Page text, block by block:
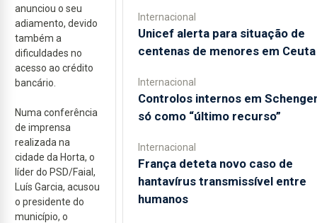
anunciou o seu
adiamento, devido
também a
dificuldades no
acesso ao crédito
bancário.
Numa conferência
de imprensa
realizada na
cidade da Horta, o
líder do PSD/Faial,
Luís Garcia, acusou
o presidente do
município, o
Internacional
Unicef alerta para situação de
centenas de menores em Ceuta
Internacional
Controlos internos em
só como “último recurso”
Internacional
França deteta novo caso de
hantavírus transmissível entre
humanos